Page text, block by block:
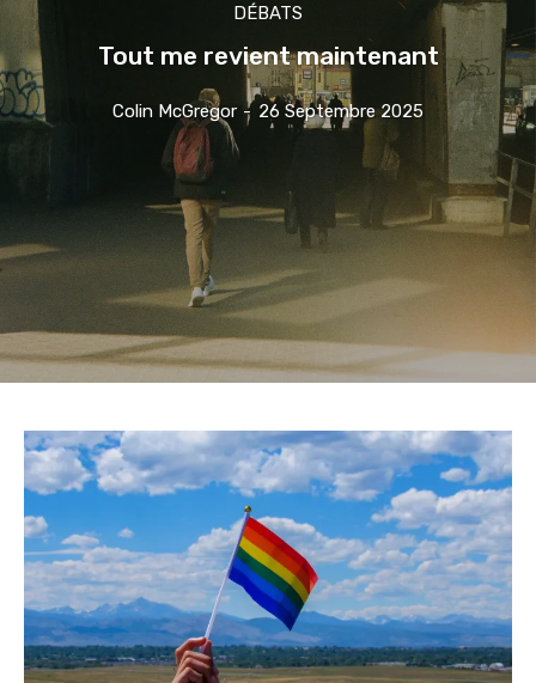
DÉBATS
Tout me revient maintenant
Colin McGregor - 26 Septembre 2025